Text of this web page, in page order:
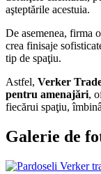
aşteptările acestuia.
De asemenea, firma
crea finisaje
tip de spaţiu.
Astfel, Verker
pentru amenajări,
fiecărui spaţiu,
Galerie de